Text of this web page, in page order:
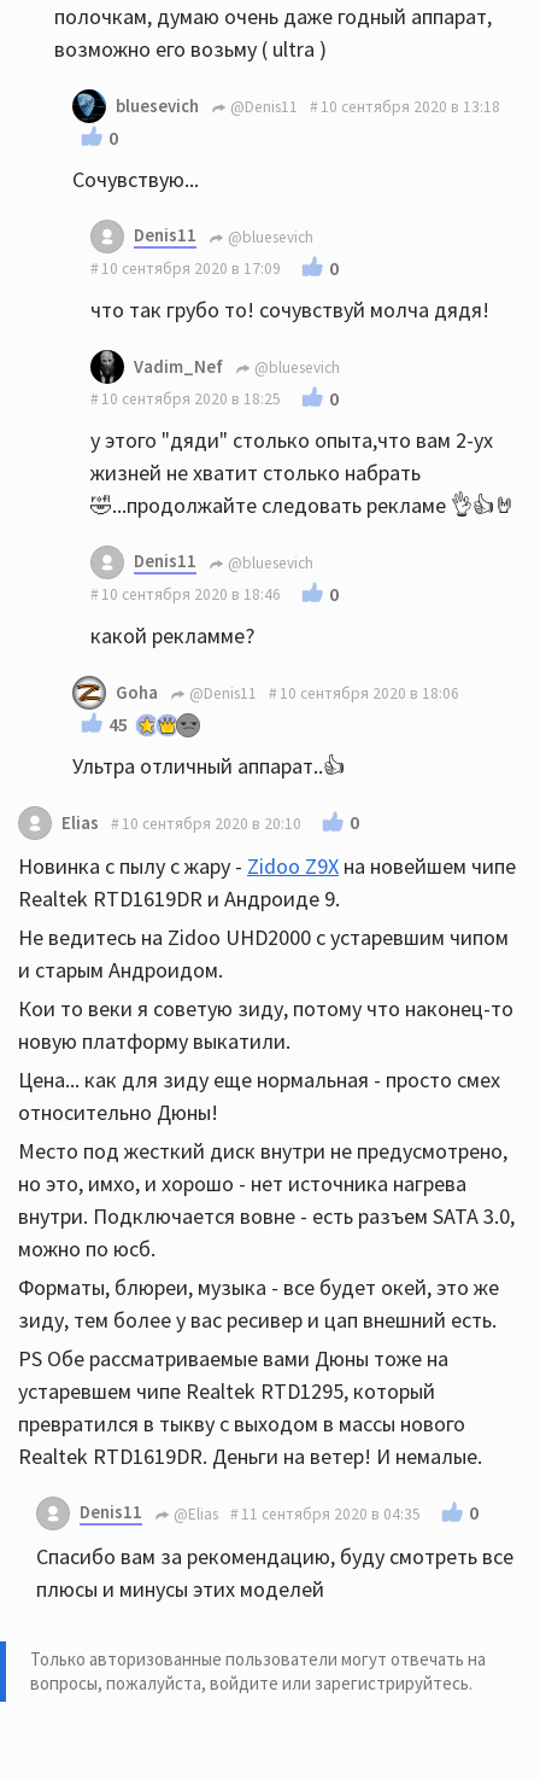
полочкам, думаю очень даже годный аппарат,
возможно его возьму ( ultra )
bluesevich @Denis11 10 сентября 2020 в 13:18
0
Сочувствую...
Denis11
@bluesevich
10 сентября 2020 в 17:09
0
что так грубо то! сочувствуй молча дядя!
Vadim_Nef
@bluesevich
10 сентября 2020 в 18:25
0
у этого "дяди" столько опыта,что вам 2-ух
жизней не хватит столько набрать
🤣...продолжайте следовать рекламе 👌👍🤘
Denis11
@bluesevich
10 сентября 2020 в 18:46
0
какой рекламме?
Goha @Denis11 10 сентября 2020 в 18:06
45
Ультра отличный аппарат..👍
Elias 10 сентября 2020 в 20:10 0
Новинка с пылу с жару - Zidoo Z9X на новейшем чипе
Realtek RTD1619DR и Андроиде 9.
Не ведитесь на Zidoo UHD2000 с устаревшим чипом
и старым Андроидом.
Кои то веки я советую зиду, потому что наконец-то
новую платформу выкатили.
Цена... как для зиду еще нормальная - просто смех
относительно Дюны!
Место под жесткий диск внутри не предусмотрено,
но это, имхо, и хорошо - нет источника нагрева
внутри. Подключается вовне - есть разъем SATA 3.0,
можно по юсб.
Форматы, блюреи, музыка - все будет окей, это же
зиду, тем более у вас ресивер и цап внешний есть.
PS Обе рассматриваемые вами Дюны тоже на
устаревшем чипе Realtek RTD1295, который
превратился в тыкву с выходом в массы нового
Realtek RTD1619DR. Деньги на ветер! И немалые.
Denis11 @Elias 11 сентября 2020 в 04:35 0
Спасибо вам за рекомендацию, буду смотреть все
плюсы и минусы этих моделей
Только авторизованные пользователи могут отвечать на
вопросы, пожалуйста, войдите или зарегистрируйтесь.